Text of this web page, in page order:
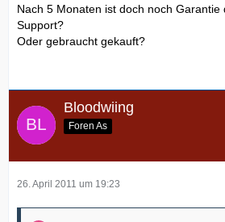
Nach 5 Monaten ist doch noch Garantie
Support?
Oder gebraucht gekauft?
Bloodwiing
Foren As
26. April 2011 um 19:23